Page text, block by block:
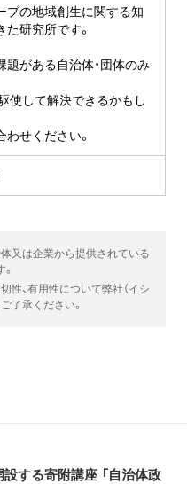
プの地域創生に関する知
た研究所です。
題がある自治体・団体のみ
使して解決できるかもし
せください。
又は企業から提供されている
性、有用性について弊社（イシ
了承ください。
する寄附講座 「自治体政